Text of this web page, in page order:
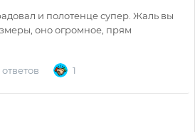
и полотенце супер. Жаль вы
оно огромное, прям
ответов 1